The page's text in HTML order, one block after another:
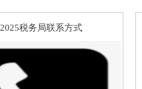
2025税务局联系方式